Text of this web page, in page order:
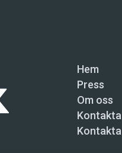
Hem
Press
Om oss